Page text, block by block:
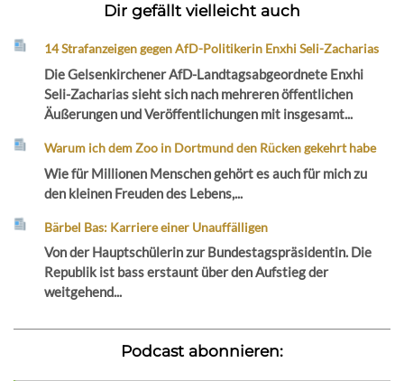
Dir gefällt vielleicht auch
14 Strafanzeigen gegen AfD-Politikerin Enxhi Seli-Zacharias
Die Gelsenkirchener AfD-Landtagsabgeordnete Enxhi
Seli-Zacharias sieht sich nach mehreren öffentlichen
Äußerungen und Veröffentlichungen mit insgesamt...
Warum ich dem Zoo in Dortmund den Rücken gekehrt habe
Wie für Millionen Menschen gehört es auch für mich zu
den kleinen Freuden des Lebens,...
Bärbel Bas: Karriere einer Unauffälligen
Von der Hauptschülerin zur Bundestagspräsidentin. Die
Republik ist bass erstaunt über den Aufstieg der
weitgehend...
Podcast abonnieren: